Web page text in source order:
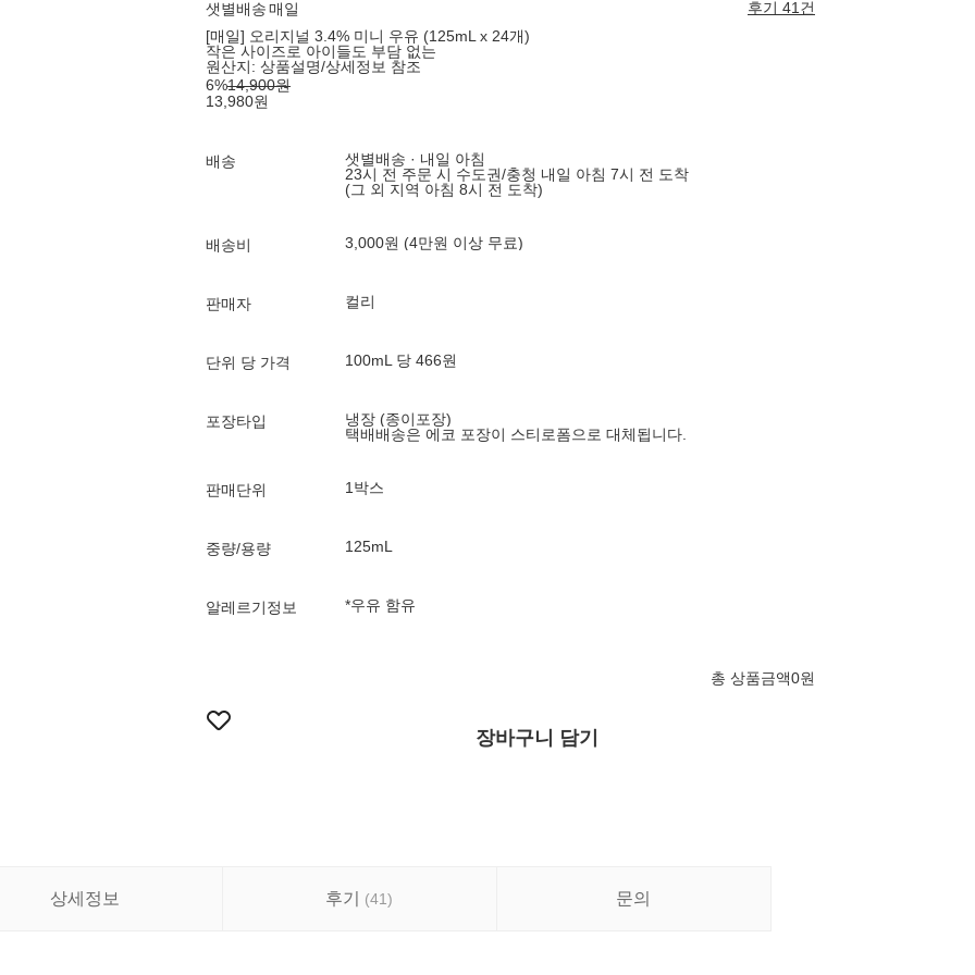
샛별배송매일
후기 41건
[매일] 오리지널 3.4% 미니 우유 (125mL x 24개)
작은 사이즈로 아이들도 부담 없는
원산지: 상품설명/상세정보 참조
6%14,900원
13,980원
배송
샛별배송 · 내일 아침
23시 전 주문 시 수도권/충청 내일 아침 7시 전 도착
(그 외 지역 아침 8시 전 도착)
배송비 3,000원 (4만원 이상 무료)
판매자 컬리
단위 당 가격 100mL 당 466원
포장타입
냉장 (종이포장)
택배배송은 에코 포장이 스티로폼으로 대체됩니다.
판매단위 1박스
중량/용량 125mL
알레르기정보 *우유 함유
총 상품금액0원
장바구니 담기
상세정보 후기 (41) 문의